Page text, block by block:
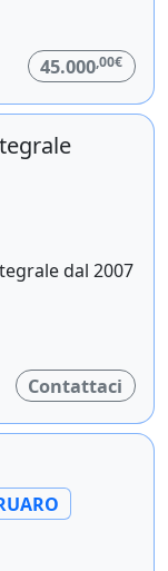
45.000,00€
dal 2007
Contattaci